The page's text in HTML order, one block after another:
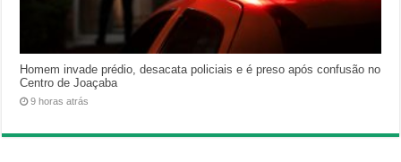
Homem invade prédio, desacata policiais e é preso após confusão no
Centro de Joaçaba
9 horas atrás